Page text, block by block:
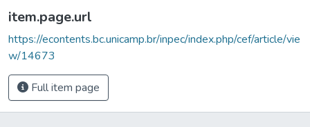
item.page.url
https://econtents.bc.unicamp.br/inpec/index.php/cef/article/vie
w/14673
Full item page